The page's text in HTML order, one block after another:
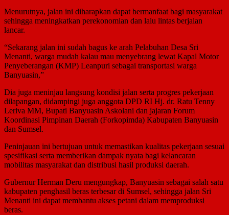
Menurutnya, jalan ini diharapkan dapat bermanfaat bagi masyarakat
sehingga meningkatkan perekonomian dan lalu lintas berjalan
lancar.
“Sekarang jalan ini sudah bagus ke arah Pelabuhan Desa Sri
Menanti, warga mudah kalau mau menyebrang lewat Kapal Motor
Penyeberangan (KMP) Leanpuri sebagai transportasi warga
Banyuasin,”
Dia juga meninjau langsung kondisi jalan serta progres pekerjaan
dilapangan, didampingi juga anggota DPD RI Hj. dr. Ratu Tenny
Leriva MM, Bupati Banyuasin Askolani dan jajaran Forum
Koordinasi Pimpinan Daerah (Forkopimda) Kabupaten Banyuasin
dan Sumsel.
Peninjauan ini bertujuan untuk memastikan kualitas pekerjaan sesuai
spesifikasi serta memberikan dampak nyata bagi kelancaran
mobilitas masyarakat dan distribusi hasil produksi daerah.
Gubernur Herman Deru mengungkap, Banyuasin sebagai salah satu
kabupaten penghasil beras terbesar di Sumsel, sehingga jalan Sri
Menanti ini dapat membantu akses petani dalam memproduksi
beras.